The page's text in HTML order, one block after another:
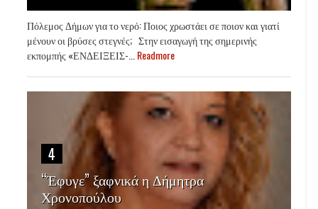
Πόλεμος Δήμων για το νερό: Ποιος χρωστάει σε ποιον και γιατί
μένουν οι βρύσες στεγνές; Στην εισαγωγή της σημερινής
εκπομπής «ΕΝΔΕΙΞΕΙΣ-... Readmore
4
“Έφυγε” ξαφνικά η Δήμητρα
Χρονοπούλου